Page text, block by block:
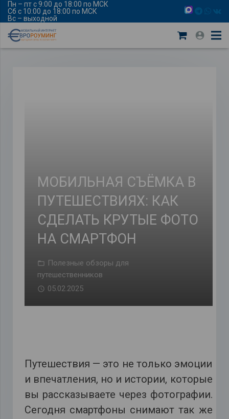
Пн – пт с 9:00 до 18:00 по МСК
Сб с 10:00 до 18:00 по МСК
Вс – выходной
МОБИЛЬНАЯ СЪЁМКА В
ПУТЕШЕСТВИЯХ: КАК
СДЕЛАТЬ КРУТЫЕ ФОТО
НА СМАРТФОН
Полезные обзоры для
путешественников
05.02.2025
Путешествия — это не только эмоции
и впечатления, но и истории, которые
вы рассказываете через фотографии.
Сегодня смартфоны снимают так же